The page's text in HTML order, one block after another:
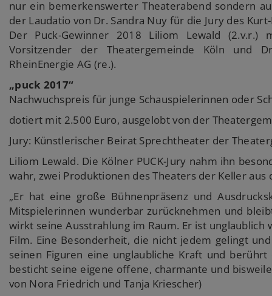
nur ein bemerkenswerter Theaterabend sondern
der Laudatio von Dr. Sandra Nuy für die Jury des
Der Puck-Gewinner 2018 Liliom Lewald (2.v.r.)
Vorsitzender der Theatergemeinde Köln und
RheinEnergie AG (re.).
„puck 2017“
Nachwuchspreis für junge Schauspielerinnen oder
dotiert mit 2.500 Euro, ausgelobt von der
Jury: Künstlerischer Beirat Sprechtheater der
Liliom Lewald. Die Kölner PUCK-Jury nahm ihn
wahr, zwei Produktionen des Theaters der Keller aus
„Er hat eine große Bühnenpräsenz und
Mitspielerinnen wunderbar zurücknehmen und
wirkt seine Ausstrahlung im Raum. Er ist
Film. Eine Besonderheit, die nicht jedem gelingt
seinen Figuren eine unglaubliche Kraft und
besticht seine eigene offene, charmante und
von Nora Friedrich und Tanja Kriescher)